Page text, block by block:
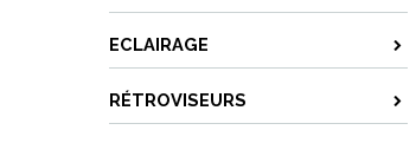
ECLAIRAGE
RÉTROVISEURS